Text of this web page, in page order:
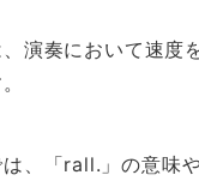
演奏において速度
、「rall.」の意味